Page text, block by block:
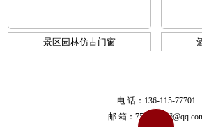
景区园林仿古门窗
电 话：136-115-77701
邮 箱：